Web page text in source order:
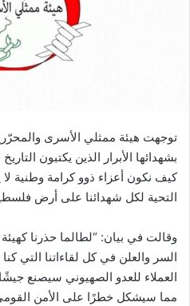
توجهت هيئة ممثلي الأسرى
بشهدائها الأبرار الذين يكتبون
كيف نكون أعزاء ذوو كرامة وطنية لا
التحية لكل شهدائنا على أرض
وقالت في بيان: “لطالما حذرنا
السر والعلن في كل لقاءاتنا التي
العملاء للعدو الصهيوني سيصنع
مما سيشكل خطرًا على الأمن القومي